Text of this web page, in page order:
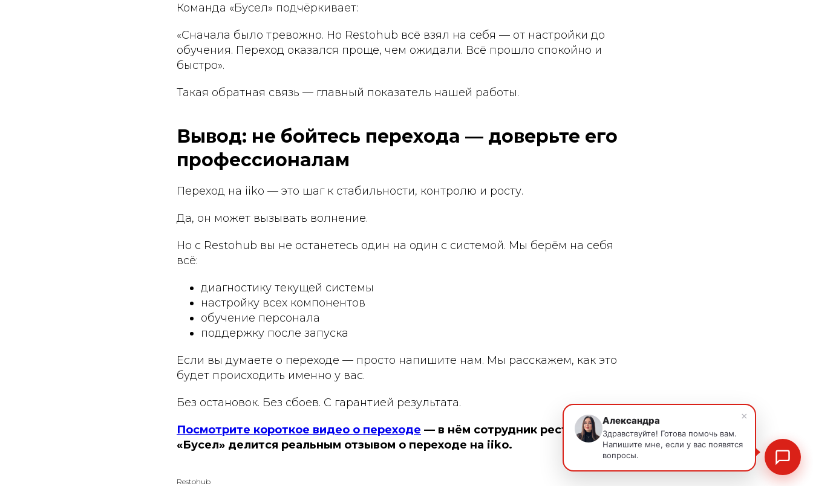
Александра
Здравствуйте! Готова помочь вам.
Напишите мне, если у вас появятся
вопросы.
×
Команда «Бусел» подчёркивает:
«Сначала было тревожно. Но Restohub всё взял на себя — от настройки до
обучения. Переход оказался проще, чем ожидали. Всё прошло спокойно и
быстро».
Такая обратная связь — главный показатель нашей работы.
Вывод: не бойтесь перехода — доверьте его
профессионалам
Переход на iiko — это шаг к стабильности, контролю и росту.
Да, он может вызывать волнение.
Но с Restohub вы не останетесь один на один с системой. Мы берём на себя
всё:
диагностику текущей системы
настройку всех компонентов
обучение персонала
поддержку после запуска
Если вы думаете о переходе — просто напишите нам. Мы расскажем, как это
будет происходить именно у вас.
Без остановок. Без сбоев. С гарантией результата.
Посмотрите короткое видео о переходе — в нём сотрудник ресторана
«Бусел» делится реальным отзывом о переходе на iiko.
Restohub